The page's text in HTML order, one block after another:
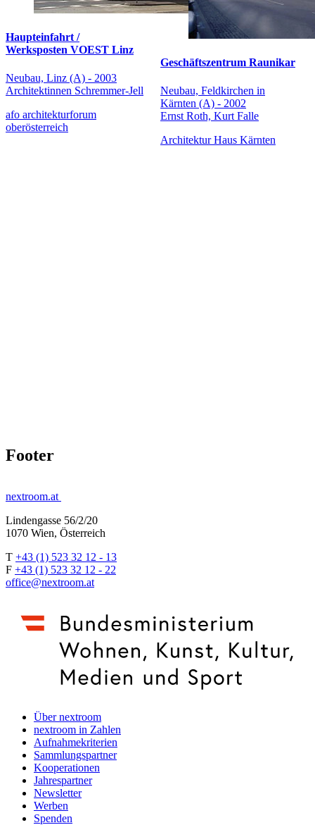
Haupteinfahrt /
Werksposten VOEST Linz
Neubau, Linz (A) - 2003
Architektinnen Schremmer-Jell
afo architekturforum
oberösterreich
Geschäftszentrum Raunikar
Neubau, Feldkirchen in
Kärnten (A) - 2002
Ernst Roth, Kurt Falle
Architektur Haus Kärnten
Footer
nextroom.at
Lindengasse 56/2/20
1070 Wien, Österreich
T +43 (1) 523 32 12 - 13
F +43 (1) 523 32 12 - 22
office@nextroom.at
Über nextroom
nextroom in Zahlen
Aufnahmekriterien
Sammlungspartner
Kooperationen
Jahrespartner
Newsletter
Werben
Spenden